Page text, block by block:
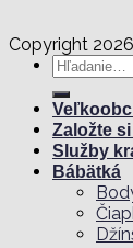
Copyright
Hľadať:
Založte
Služby
Bábätká